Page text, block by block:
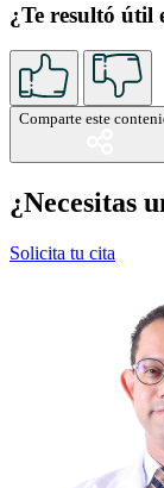
¿Te resultó útil
Comparte este
¿Necesitas
Solicita tu cita